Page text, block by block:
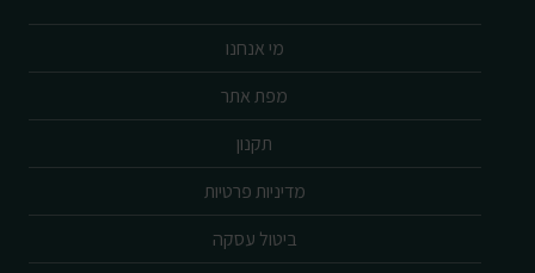
מי אנחנו
מפת אתר
תקנון
מדיניות פרטיות
ביטול עסקה